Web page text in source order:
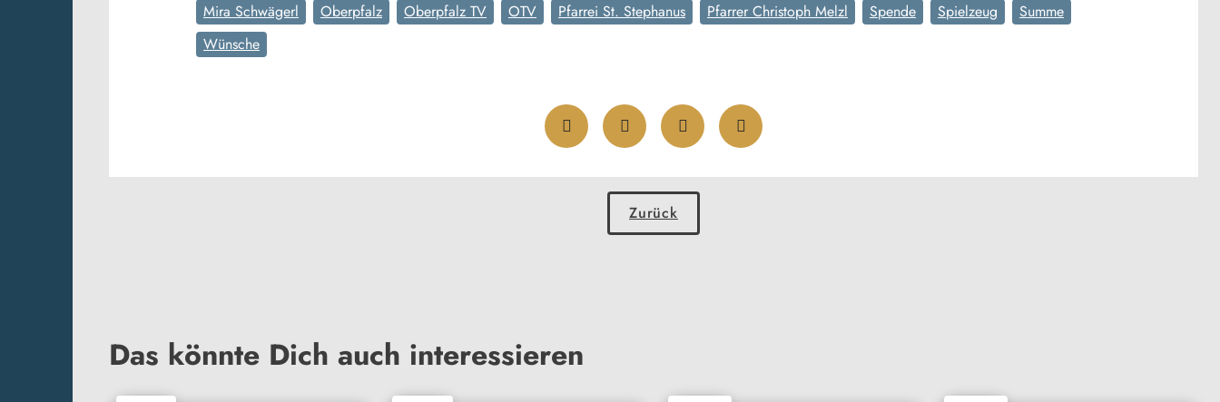
Mira Schwägerl
Oberpfalz Oberpfalz TV OTV Pfarrei St. Stephanus Pfarrer Christoph Melzl Spende Spielzeug
Summe
Wünsche
Zurück
Das könnte Dich auch interessieren